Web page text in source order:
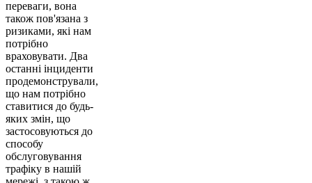
переваги, вона
також пов'язана з
ризиками, які нам
потрібно
враховувати. Два
останні інциденти
продемонстрували,
що нам потрібно
ставитися до будь-
яких змін, що
застосовуються до
способу
обслуговування
трафіку в нашій